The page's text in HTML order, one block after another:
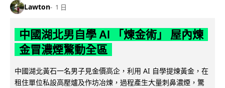
Lawton 1 日
中國湖北男自學 AI 「煉金術」 屋內煉
金冒濃煙驚動全區
中國湖北黃石一名男子見金價高企，利用 AI 自學提煉黃金，在
租住單位私設高壓爐及作坊冶煉，過程產生大量刺鼻濃煙，驚